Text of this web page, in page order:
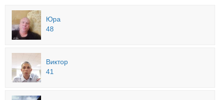
Юра
48
Виктор
41